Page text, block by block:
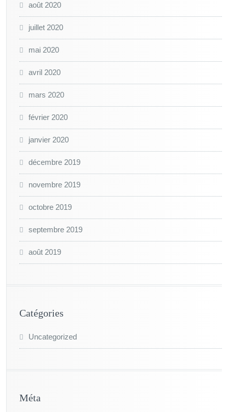
août 2020
juillet 2020
mai 2020
avril 2020
mars 2020
février 2020
janvier 2020
décembre 2019
novembre 2019
octobre 2019
septembre 2019
août 2019
Catégories
Uncategorized
Méta